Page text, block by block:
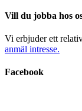
Vill du jobba hos
Vi erbjuder ett
anmäl intresse.
Facebook